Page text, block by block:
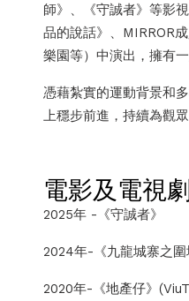
師》、《守誠者》等影
品的說話》、MIRROR
樂園等）中演出，擁有
憑藉紮實的運動背景和
上穩步前進，持續為觀
電影及電視
2025年 -《守誠者》
2024年-《九龍城寨之圍
2020年-《地產仔》